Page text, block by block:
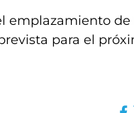
emplazamiento de
para el